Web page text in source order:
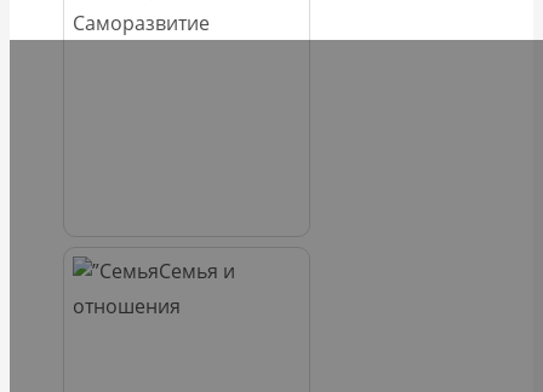
Саморазвитие
Семья и
отношения